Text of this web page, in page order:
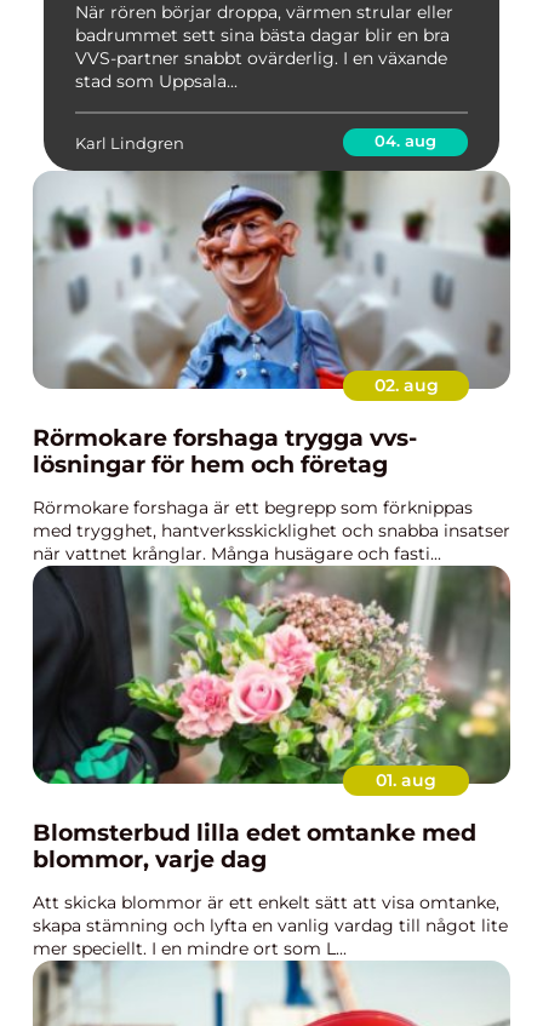
När rören börjar droppa, värmen strular eller
badrummet sett sina bästa dagar blir en bra
VVS-partner snabbt ovärderlig. I en växande
stad som Uppsala...
Karl Lindgren 04. aug
02. aug
Rörmokare forshaga trygga vvs-
lösningar för hem och företag
Rörmokare forshaga är ett begrepp som förknippas
med trygghet, hantverksskicklighet och snabba insatser
när vattnet krånglar. Många husägare och fasti...
01. aug
Blomsterbud lilla edet omtanke med
blommor, varje dag
Att skicka blommor är ett enkelt sätt att visa omtanke,
skapa stämning och lyfta en vanlig vardag till något lite
mer speciellt. I en mindre ort som L...